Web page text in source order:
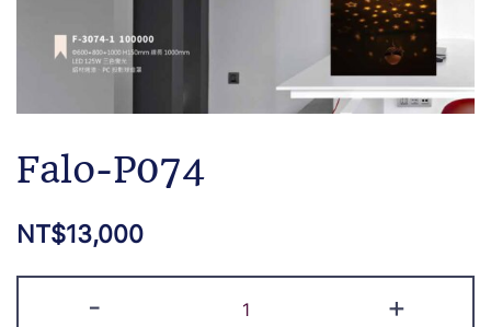
Falo-P074
NT$13,000
- +